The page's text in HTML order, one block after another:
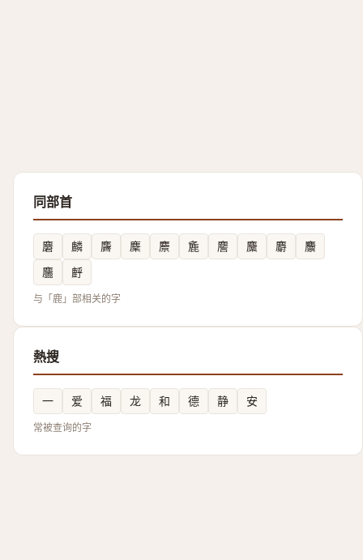
同部首
麏 麟 麡 麇 麖 麁 䴦 麜 麝
䴩
麢
䴣
与「鹿」部相关的字
熱搜
一 爱 福 龙 和 德 静 安
常被查询的字